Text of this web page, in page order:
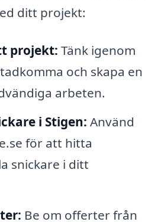
ditt projekt:
projekt: Tänk igenom
och skapa en
arbeten.
i Stigen: Använd
för att hitta
snickare i ditt
Be om offerter från